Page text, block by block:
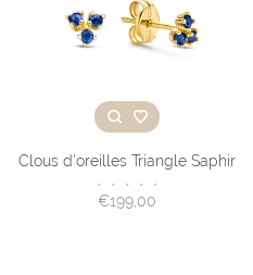
Clous d'oreilles Triangle Saphir
• • • • •
€199,00